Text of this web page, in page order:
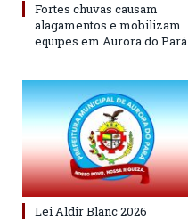
Fortes chuvas causam
alagamentos e mobilizam
equipes em Aurora do Pará
Lei Aldir Blanc 2026